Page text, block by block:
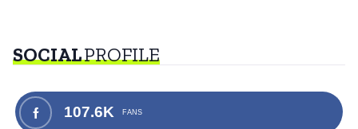
SOCIALPROFILE
107.6K FANS